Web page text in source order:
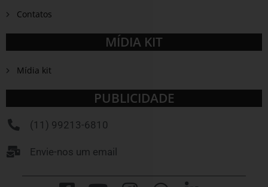
Contatos
MÍDIA KIT
Mídia kit
PUBLICIDADE
(11) 99213-6810
Envie-nos um email